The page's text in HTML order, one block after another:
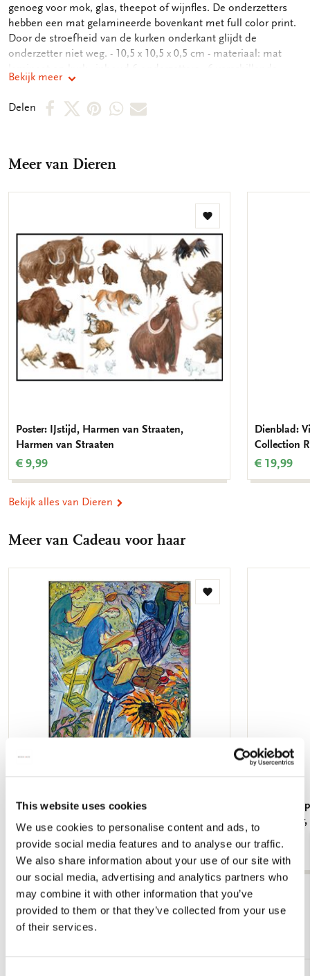
This website uses cookies
We use cookies to personalise content and ads, to
provide social media features and to analyse our traffic.
We also share information about your use of our site with
our social media, advertising and analytics partners who
may combine it with other information that you’ve
provided to them or that they’ve collected from your use
of their services.
genoeg voor mok, glas, theepot of wijnfles. De onderzetters
hebben een mat gelamineerde bovenkant met full color print.
Door de stroefheid van de kurken onderkant glijdt de
onderzetter niet weg. - 10,5 x 10,5 x 0,5 cm - materiaal: mat
laminaat op kurk - inhoud 6 onderzetters - 6 verschillende
motieven
Bekijk meer
Delen
DeelDeelDeelDeelDeel
Meer van Dieren
Toevoegen
aan
verlanglijst
Poster: IJstijd, Harmen van Straaten,
Harmen van Straaten
€ 9,99
Dienblad:
Collection
€ 19,99
Bekijk alles van Dieren
Meer van Cadeau voor haar
Toevoegen
Koelkastmagneet: Gouache from Leben? oder
Theater? Charlotte Salomon, JHM
€ 3,50
Jan
€ 9,99
Bekijk alles van Cadeau voor haar
Meer van Teylers Museum